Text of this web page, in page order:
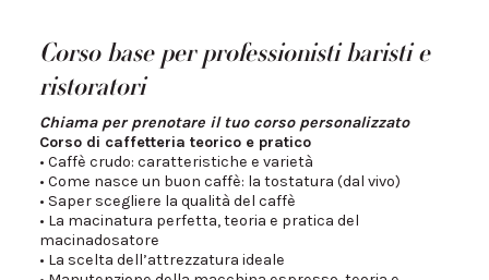
Corso base per professionisti baristi e
ristoratori
Chiama per prenotare il tuo corso personalizzato
Corso di caffetteria teorico e pratico
• Caffè crudo: caratteristiche e varietà
• Come nasce un buon caffè: la tostatura (dal vivo)
• Saper scegliere la qualità del caffè
• La macinatura perfetta, teoria e pratica del
macinadosatore
• La scelta dell’attrezzatura ideale